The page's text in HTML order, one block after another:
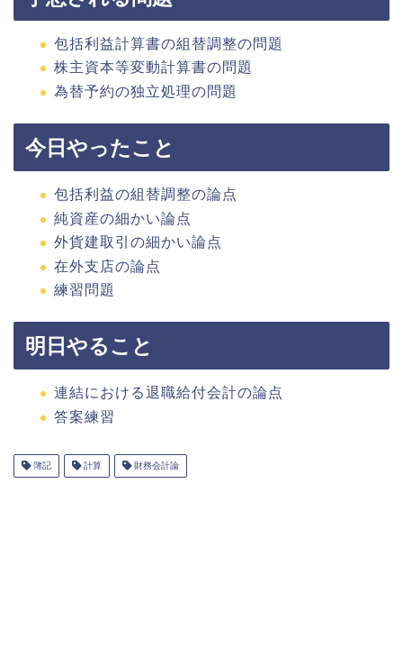
包括利益計算書の組替調整の問題
株主資本等変動計算書の問題
為替予約の独立処理の問題
今日やったこと
包括利益の組替調整の論点
純資産の細かい論点
外貨建取引の細かい論点
在外支店の論点
練習問題
明日やること
連結における退職給付会計の論点
答案練習
簿記 計算 財務会計論